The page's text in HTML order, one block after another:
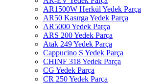
AR1500W Herkül Yedek Parça
AR50 Kasırga Yedek Parça
AR5000 Yedek Parça
ARS 200 Yedek Parça
Atak 249 Yedek Parça
Cappucino S Yedek Parça
CHINF 318 Yedek Parça
CG Yedek Parça
CR 250 Yedek Parça